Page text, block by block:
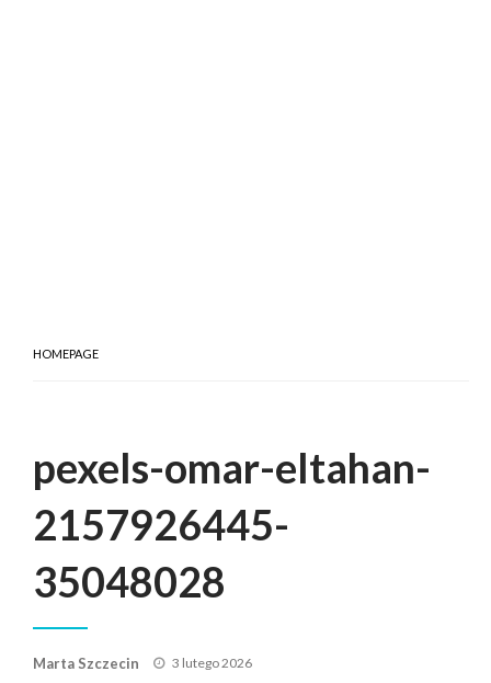
HOMEPAGE
pexels-omar-eltahan-
2157926445-
35048028
Marta Szczecin
Posted
3 lutego 2026